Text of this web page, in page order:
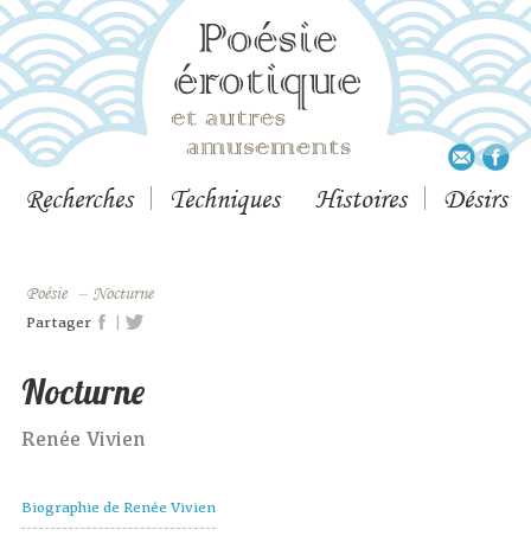
Recherches Techniques Histoires Désirs
Poésie – Nocturne
Partager |
Nocturne
Renée Vivien
Biographie de Renée Vivien